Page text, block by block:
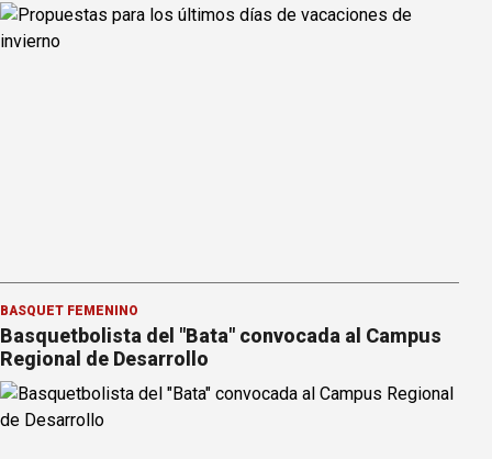
BÁSQUET FEMENINO
Basquetbolista del "Bata" convocada al Campus
Regional de Desarrollo